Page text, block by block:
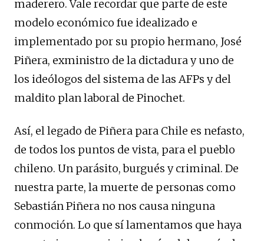
maderero. Vale recordar que parte de este
modelo económico fue idealizado e
implementado por su propio hermano, José
Piñera, exministro de la dictadura y uno de
los ideólogos del sistema de las AFPs y del
maldito plan laboral de Pinochet.
Así, el legado de Piñera para Chile es nefasto,
de todos los puntos de vista, para el pueblo
chileno. Un parásito, burgués y criminal. De
nuestra parte, la muerte de personas como
Sebastián Piñera no nos causa ninguna
conmoción. Lo que sí lamentamos que haya